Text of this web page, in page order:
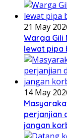
21 May
Warga Gili
lewat pipa
14 May
perjanjian
jangan